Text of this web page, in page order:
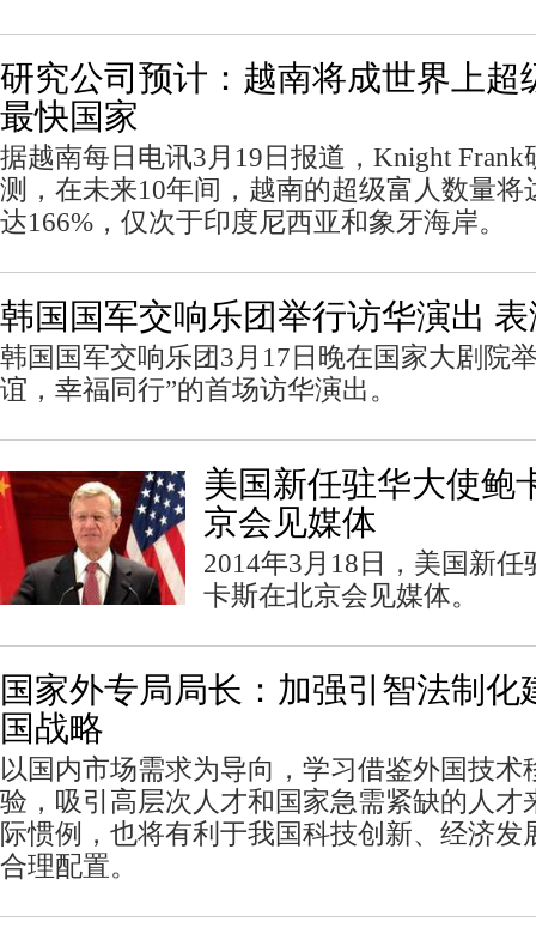
研究公司预计：越南将成世界上超
最快国家
据越南每日电讯3月19日报道，Knight
测，在未来10年间，越南的超级富人数量将
达166%，仅次于印度尼西亚和象牙海岸。
韩国国军交响乐团举行访华演出
韩国国军交响乐团3月17日晚在国家大剧院
谊，幸福同行”的首场访华演出。
美国新任驻华大使鲍
京会见媒体
2014年3月18日，美国新任
卡斯在北京会见媒体。
国家外专局局长：加强引智法制化
国战略
以国内市场需求为导向，学习借鉴外国技术
验，吸引高层次人才和国家急需紧缺的人才
际惯例，也将有利于我国科技创新、经济发
合理配置。